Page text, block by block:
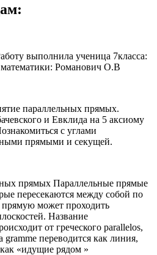
выполнила ученица 7класса:
Романович О.В
параллельных прямых.
и Евклида на 5 аксиому
с углами
прямыми и секущей.
прямых Параллельные прямые
пересекаются между собой по
может проходить
Название
от греческого parallelos,
gramme переводится как линия,
«идущие рядом »